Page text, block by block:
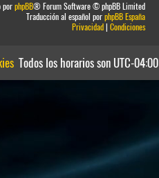
porphpBB® Forum Software © phpBB Limited
Traducción al español porphpBB España
Privacidad| Condiciones
Todos los horarios son UTC-04:00